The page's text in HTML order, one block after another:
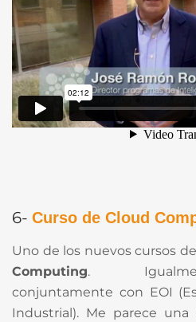
6- Curso de Cloud
Uno de los nuevos cursos
Computing.
conjuntamente con EOI
Industrial). Me parece